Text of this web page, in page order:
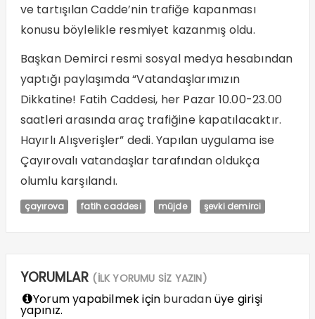
ve tartışılan Cadde’nin trafiğe kapanması
konusu böylelikle resmiyet kazanmış oldu.
Başkan Demirci resmi sosyal medya hesabından
yaptığı paylaşımda “Vatandaşlarımızın
Dikkatine! Fatih Caddesi, her Pazar 10.00-23.00
saatleri arasında araç trafiğine kapatılacaktır.
Hayırlı Alışverişler” dedi. Yapılan uygulama ise
Çayırovalı vatandaşlar tarafından oldukça
olumlu karşılandı.
çayırova fatih caddesi müjde şevki demirci
YORUMLAR (İLK YORUMU SİZ YAZIN)
Yorum yapabilmek için buradanüye girişi
yapınız.